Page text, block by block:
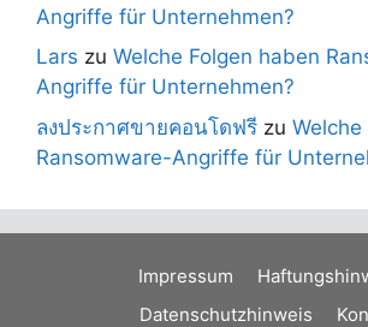
Angriffe für Unternehmen?
Lars zu Welche Folgen haben
Angriffe für Unternehmen?
ลงประกาศขายคอนโดฟรี zu
Ransomware-Angriffe für
Impressum
Datenschutzhinweis